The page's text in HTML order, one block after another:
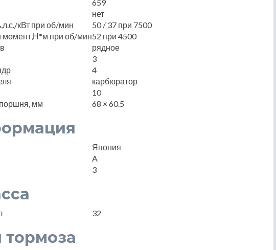
659
нет
кВт при об/мин
50 / 37 при 7500
момент,Н*м при об/мин52 при 4500
рядное
3
4
карбюратор
10
мм
68 × 60.5
Япония
A
3
32
тормоза